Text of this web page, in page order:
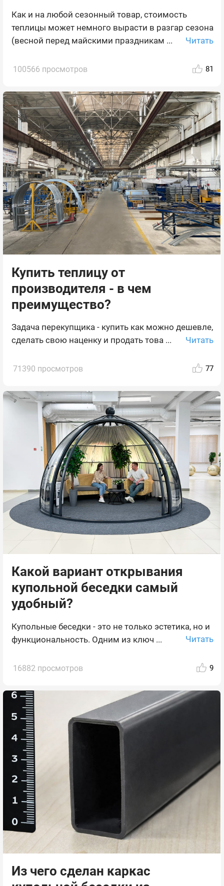
Как и на любой сезонный товар, стоимость
теплицы может немного вырасти в разгар сезона
(весной перед майскими праздникам ...
Читать
100566 просмотров 81
Купить теплицу от
производителя - в чем
преимущество?
Задача перекупщика - купить как можно дешевле,
сделать свою наценку и продать това ...
Читать
71390 просмотров 77
Какой вариант открывания
купольной беседки самый
удобный?
Купольные беседки - это не только эстетика, но и
функциональность. Одним из ключ ...
Читать
16882 просмотров 9
Из чего сделан каркас